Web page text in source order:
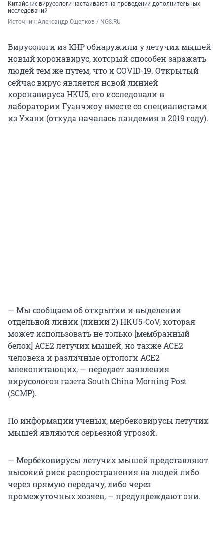
Китайские вирусологи настаивают на проведении дополнительных
исследований
Источник: Александр Ощепков / NGS.RU
Вирусологи из КНР обнаружили у летучих мышей
новый коронавирус, который способен заражать
людей тем же путем, что и COVID-19. Открытый
сейчас вирус является новой линией
коронавируса HKU5, его исследовали в
лаборатории Гуанчжоу вместе со специалистами
из Ухани (откуда началась пандемия в 2019 году).
— Мы сообщаем об открытии и выделении
отдельной линии (линии 2) HKU5-CoV, которая
может использовать не только [мембранный
белок] ACE2 летучих мышей, но также ACE2
человека и различные ортологи ACE2
млекопитающих, — передает заявления
вирусологов газета South China Morning Post
(SCMP).
По информации ученых, мербековирусы летучих
мышей являются серьезной угрозой.
— Мербековирусы летучих мышей представляют
высокий риск распространения на людей либо
через прямую передачу, либо через
промежуточных хозяев, — предупреждают они.